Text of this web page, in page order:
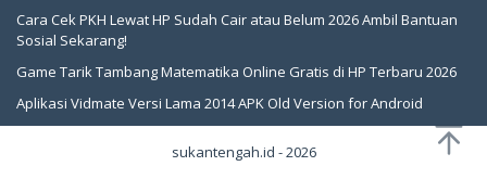
Cara Cek PKH Lewat HP Sudah Cair atau Belum 2026 Ambil Bantuan
Sosial Sekarang!
Game Tarik Tambang Matematika Online Gratis di HP Terbaru 2026
Aplikasi Vidmate Versi Lama 2014 APK Old Version for Android
sukantengah.id - 2026